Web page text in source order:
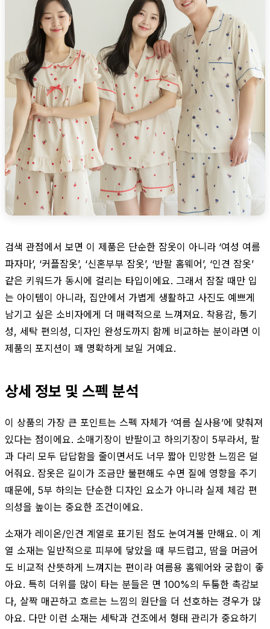
검색 관점에서 보면 이 제품은 단순한 잠옷이 아니라 ‘여성 여름
파자마’, ‘커플잠옷’, ‘신혼부부 잠옷’, ‘반팔 홈웨어’, ‘인견 잠옷’
같은 키워드가 동시에 걸리는 타입이에요. 그래서 잠잘 때만 입
는 아이템이 아니라, 집안에서 가볍게 생활하고 사진도 예쁘게
남기고 싶은 소비자에게 더 매력적으로 느껴져요. 착용감, 통기
성, 세탁 편의성, 디자인 완성도까지 함께 비교하는 분이라면 이
제품의 포지션이 꽤 명확하게 보일 거예요.
상세 정보 및 스펙 분석
이 상품의 가장 큰 포인트는 스펙 자체가 ‘여름 실사용’에 맞춰져
있다는 점이에요. 소매기장이 반팔이고 하의기장이 5부라서, 팔
과 다리 모두 답답함을 줄이면서도 너무 짧아 민망한 느낌은 덜
어줘요. 잠옷은 길이가 조금만 불편해도 수면 질에 영향을 주기
때문에, 5부 하의는 단순한 디자인 요소가 아니라 실제 체감 편
의성을 높이는 중요한 조건이에요.
소재가 레이온/인견 계열로 표기된 점도 눈여겨볼 만해요. 이 계
열 소재는 일반적으로 피부에 닿았을 때 부드럽고, 땀을 머금어
도 비교적 산뜻하게 느껴지는 편이라 여름용 홈웨어와 궁합이 좋
아요. 특히 더위를 많이 타는 분들은 면 100%의 두툼한 촉감보
다, 살짝 매끈하고 흐르는 느낌의 원단을 더 선호하는 경우가 많
아요. 다만 이런 소재는 세탁과 건조에서 형태 관리가 중요하기